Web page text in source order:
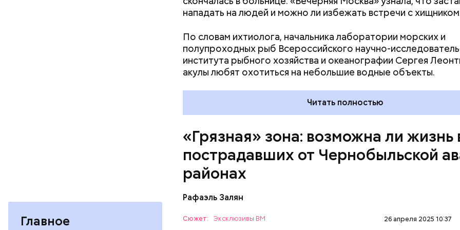
Главное
нападать на людей и можно ли избежать встречи с
По словам ихтиолога, начальника лаборатории морских и
полупроходных рыб Всероссийского научно-
института рыбного хозяйства и океанографии Сергея
акулы любят охотиться на небольшие водные объекты.
Читать полностью
«Грязная» зона: возможна ли жизнь
пострадавших от Чернобыльской
районах
Рафаэль Залян
Сюжет: Эксклюзивы ВМ 26 апреля 2025 10:37
зона.
Каждый год — в зависимости от того, какие события
мире, — ученые, нобелевские лауреаты и специалисты по
безопасности из экспертного совета «Бюллетеня ученых-
принимают решение о переводе стрелки. Например, в
причиной перевода на полминуты вперед послужили как
ухудшающиеся отношения между ядерными державами,
прогресса в сокращении выбросов углекислого газа, так и
национализма во всем мире и отрицание изменения климата.